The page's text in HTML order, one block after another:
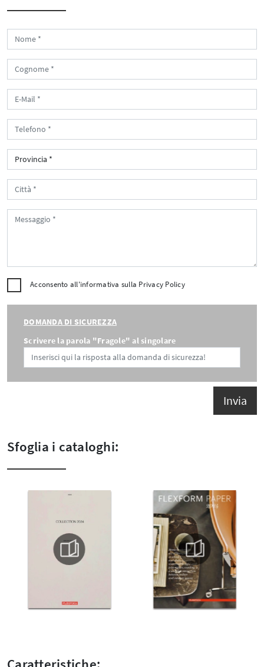
Acconsento all'informativa sulla Privacy Policy
DOMANDA DI SICUREZZA
Scrivere la parola "Fragole" al singolare
Invia
Sfoglia i cataloghi: